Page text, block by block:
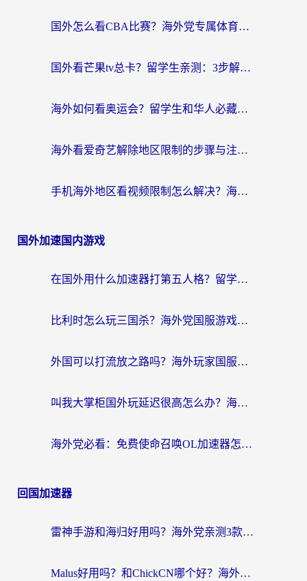
国外怎么看CBA比赛？海外党专属体育直播指南，告别地区限制看球自由
国外看芒果tv总卡？留学生亲测：3步解决地域限制+流畅追剧攻略
海外如何看奥运会？留学生和华人必藏的体育赛事观看终极指南
海外看爱奇艺解除地区限制的步骤与注意事项详解：留学生必看的无卡顿追剧指南
手机海外地区看视频限制怎么解决？海外党追剧看片的实用指南
国外加速国内游戏
在国外用什么加速器打第五人格？留学生亲测：这6个功能才是关键！
比利时怎么玩三国杀？海外党国服游戏加速器终极指南（附问道CODOL优化方案）
外国可以打流放之路吗？海外玩家国服游戏畅玩终极指南（附实测推荐）
叫我大掌柜国外玩延迟很高怎么办？海外党亲测的国服游戏加速全攻略
海外党必看：免费使命召唤OL加速器怎么选？3个国服游戏加速痛点一次性解决
回国加速器
雷神手游和海归好用吗？海外党亲测3款热门回国加速器+番茄加速器深度体验
Malus好用吗？和ChickCN哪个好？海外党亲测：选对回国加速器，追剧游戏不卡顿